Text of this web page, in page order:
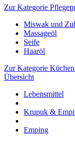
Zur Kategorie
Miswak und
Massageöl
Seife
Haaröl
Zur Kategorie
Übersicht
Lebensmittel
Krupuk &
Emping